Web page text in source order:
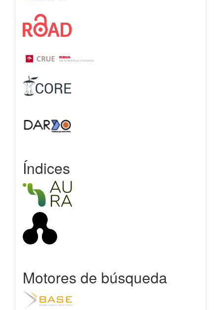
Índices
Motores de búsqueda